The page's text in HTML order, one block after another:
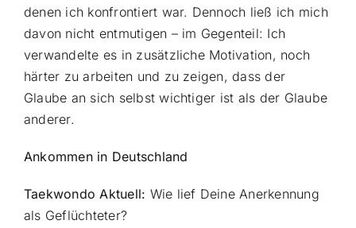
denen ich konfrontiert war. Dennoch ließ ich mich
davon nicht entmutigen – im Gegenteil: Ich
verwandelte es in zusätzliche Motivation, noch
härter zu arbeiten und zu zeigen, dass der
Glaube an sich selbst wichtiger ist als der Glaube
anderer.
Ankommen in Deutschland
Taekwondo Aktuell: Wie lief Deine Anerkennung
als Geflüchteter?